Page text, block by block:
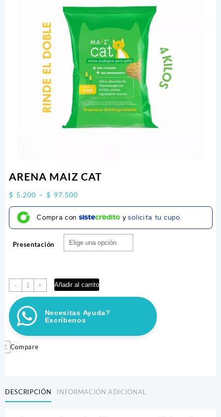
ARENA MAIZ CAT
$ 5.200 – $ 97.500Price
range:
$ 5.200
through
$ 97.500
Compra con y solicita tu cupo.
Presentación
-
ARENA
MAIZ
CAT
cantidad
+ Añadir al carrito
Necesitas Ayuda?
Escríbenos
Compare
DESCRIPCIÓN INFORMACIÓN ADICIONAL